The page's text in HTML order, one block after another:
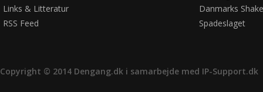
Links & Litteratur
RSS Feed
Danmarks
Spadeslaget
Copyright © 2014 Dengang.dk i samarbejde med IP-Support.dk